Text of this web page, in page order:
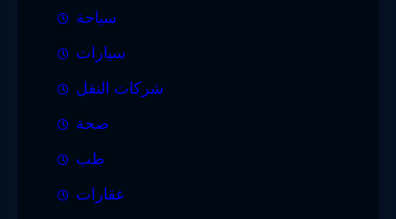
سياحة
سيارات
شركات النقل
صحة
طب
عقارات